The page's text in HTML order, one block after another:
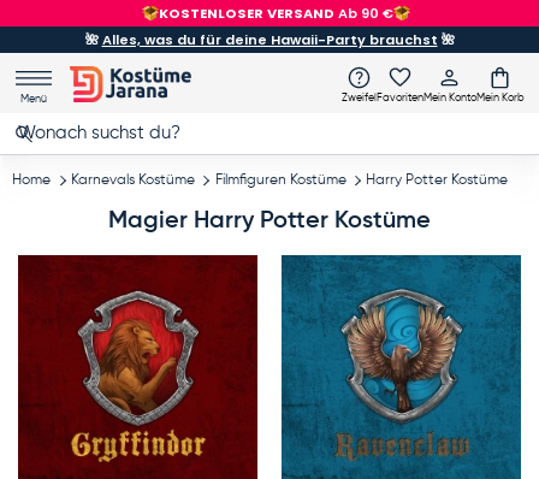
Direkt zum Inhalt
KOSTENLOSER VERSAND Ab 90 €
🌺Alles, was du für deine Hawaii-Party brauchst 🌺
Menü
Suchen
Suchen
Zweifel FavoritenMein KontoMein Korb
Home Karnevals Kostüme Filmfiguren Kostüme Harry Potter Kostüme
Magier Harry Potter Kostüme